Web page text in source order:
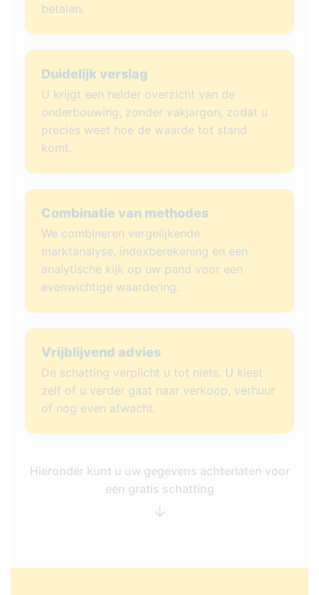
betalen.
Duidelijk verslag
U krijgt een helder overzicht van de
onderbouwing, zonder vakjargon, zodat u
precies weet hoe de waarde tot stand
komt.
Combinatie van methodes
We combineren vergelijkende
marktanalyse, indexberekening en een
analytische kijk op uw pand voor een
evenwichtige waardering.
Vrijblijvend advies
De schatting verplicht u tot niets. U kiest
zelf of u verder gaat naar verkoop, verhuur
of nog even afwacht.
Hieronder kunt u uw gegevens achterlaten voor
een gratis schatting
↓